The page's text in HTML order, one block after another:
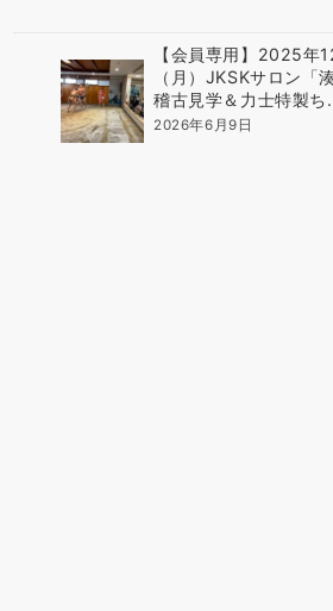
【会員専用】2025年
（月）JKSKサロン
稽古見学＆力士特製ち
2026年6月9日